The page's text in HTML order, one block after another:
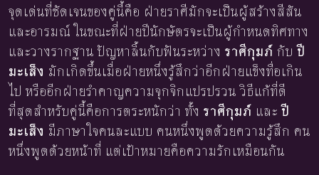
จุดเด่นที่ชัดเจนของคู่นี้คือ ฝ่ายราศีมักจะเป็นผู้สร้างสีสัน
และอารมณ์ ในขณะที่ฝ่ายปีนักษัตรจะเป็นผู้กำหนดทิศทาง
และวางรากฐาน ปัญหาลิ้นกับฟันระหว่าง ราศีกุมภ์ กับปี
มะเส็ง มักเกิดขึ้นเมื่อฝ่ายหนึ่งรู้สึกว่าอีกฝ่ายแข็งทื่อเกิน
ไป หรืออีกฝ่ายรำคาญความจุกจิกแปรปรวน วิธีแก้ที่ดี
ที่สุดสำหรับคู่นี้คือการตระหนักว่า ทั้ง ราศีกุมภ์ และปี
มะเส็ง มีภาษาใจคนละแบบ คนหนึ่งพูดด้วยความรู้สึก คน
หนึ่งพูดด้วยหน้าที่ แต่เป้าหมายคือความรักเหมือนกัน